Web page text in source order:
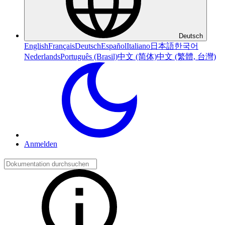
Deutsch
EnglishFrançaisDeutschEspañolItaliano日本語한국어
NederlandsPortuguês (Brasil)中文 (简体)中文 (繁體, 台灣)
Anmelden